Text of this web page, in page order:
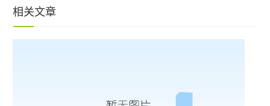
相关文章